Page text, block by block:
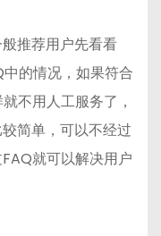
推荐用户先看看
的情况，如果符合
不用人工服务了，
简单，可以不经过
就可以解决用户